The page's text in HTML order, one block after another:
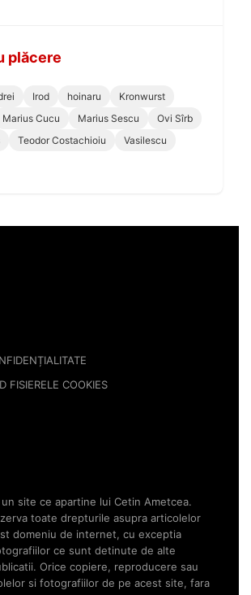
plăcere
Irod hoinaru
Kronwurst
Marius Cucu Marius Sescu
Ovi Sîrb
Teodor Costachioiu
Vasilescu
FISIERELE COOKIES
site ce apartine lui Cetin Ametcea.
toate drepturile asupra articolelor
domeniu de internet, cu exceptia
ce sunt detinute de alte
Orice copiere, reproducere sau
si fotografiilor de pe acest site, fara